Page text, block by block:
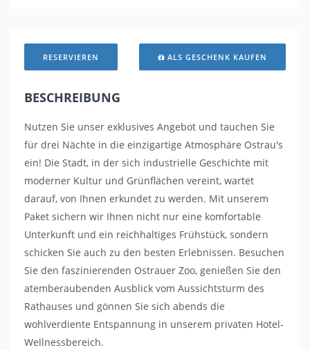
RESERVIEREN ALS GESCHENK KAUFEN
BESCHREIBUNG
Nutzen Sie unser exklusives Angebot und tauchen Sie
für drei Nächte in die einzigartige Atmosphäre Ostrau's
ein! Die Stadt, in der sich industrielle Geschichte mit
moderner Kultur und Grünflächen vereint, wartet
darauf, von Ihnen erkundet zu werden. Mit unserem
Paket sichern wir Ihnen nicht nur eine komfortable
Unterkunft und ein reichhaltiges Frühstück, sondern
schicken Sie auch zu den besten Erlebnissen. Besuchen
Sie den faszinierenden Ostrauer Zoo, genießen Sie den
atemberaubenden Ausblick vom Aussichtsturm des
Rathauses und gönnen Sie sich abends die
wohlverdiente Entspannung in unserem privaten Hotel-
Wellnessbereich.